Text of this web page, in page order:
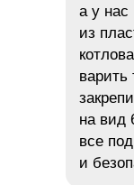
а у нас
из
на вид
все
и